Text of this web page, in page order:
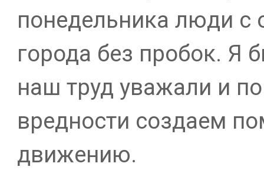
понедельника люди с
города без пробок. Я
наш труд уважали и
вредности создаем
движению.